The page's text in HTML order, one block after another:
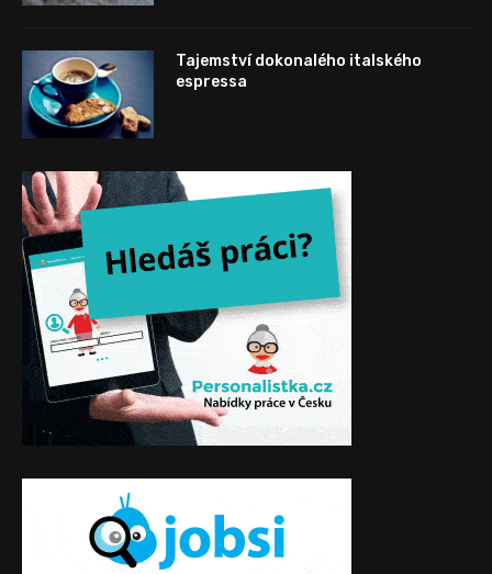
Tajemství dokonalého italského
espressa